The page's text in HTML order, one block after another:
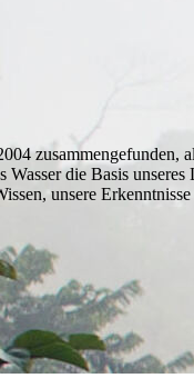
zusammengefunden,
die Basis
unsere